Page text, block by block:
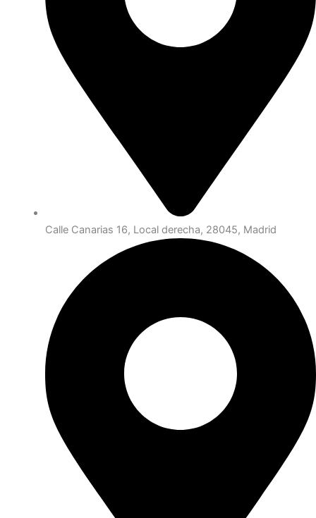
Calle Canarias 16, Local derecha, 28045, Madrid